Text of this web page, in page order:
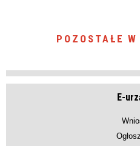
POZOSTAŁE
E-